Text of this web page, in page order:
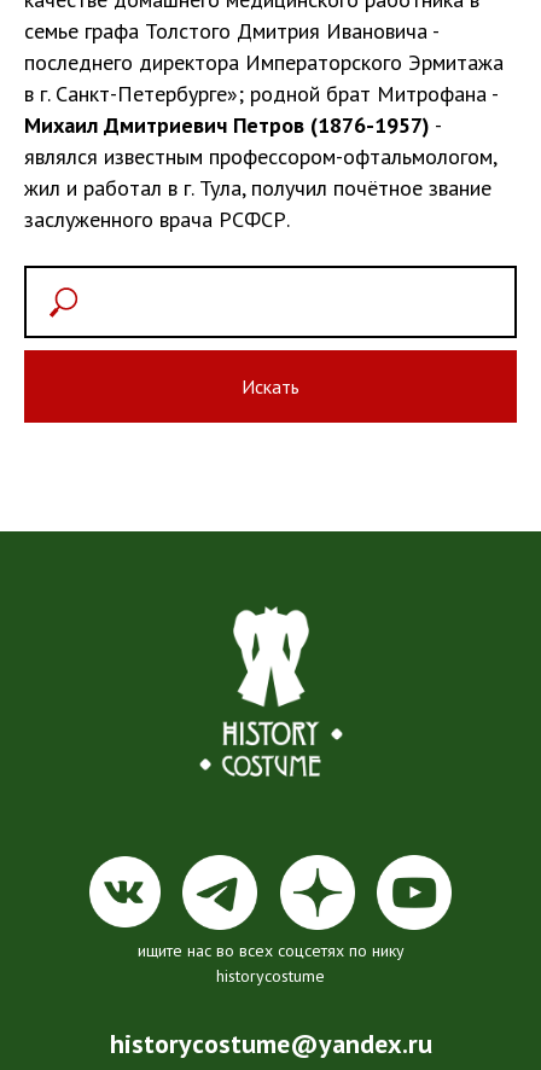
семье графа Толстого Дмитрия Ивановича -
последнего директора Императорского Эрмитажа
в г. Санкт-Петербурге»; родной брат Митрофана -
Михаил Дмитриевич Петров (1876-1957) -
являлся известным профессором-офтальмологом,
жил и работал в г. Тула, получил почётное звание
заслуженного врача РСФСР.
Искать
ищите нас во всех соцсетях по нику
historycostume
historycostume@yandex.ru